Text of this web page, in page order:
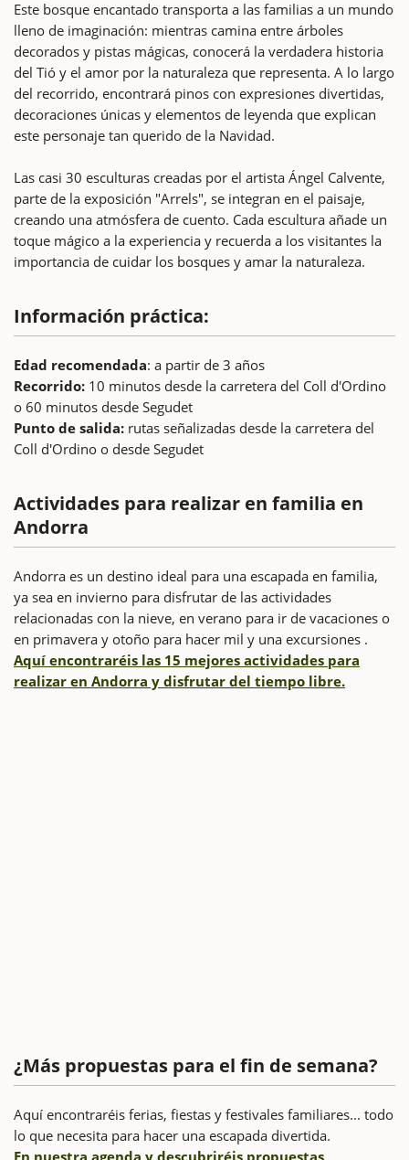
Este bosque encantado transporta a las familias a un mundo
lleno de imaginación: mientras camina entre árboles
decorados y pistas mágicas, conocerá la verdadera historia
del Tió y el amor por la naturaleza que representa. A lo largo
del recorrido, encontrará pinos con expresiones divertidas,
decoraciones únicas y elementos de leyenda que explican
este personaje tan querido de la Navidad.
Las casi 30 esculturas creadas por el artista Ángel Calvente,
parte de la exposición "Arrels", se integran en el paisaje,
creando una atmósfera de cuento. Cada escultura añade un
toque mágico a la experiencia y recuerda a los visitantes la
importancia de cuidar los bosques y amar la naturaleza.
Información práctica:
Edad recomendada: a partir de 3 años
Recorrido: 10 minutos desde la carretera del Coll d'Ordino
o 60 minutos desde Segudet
Punto de salida: rutas señalizadas desde la carretera del
Coll d'Ordino o desde Segudet
Actividades para realizar en familia en
Andorra
Andorra es un destino ideal para una escapada en familia,
ya sea en invierno para disfrutar de las actividades
relacionadas con la nieve, en verano para ir de vacaciones o
en primavera y otoño para hacer mil y una excursiones .
Aquí encontraréis las 15 mejores actividades para
realizar en Andorra y disfrutar del tiempo libre.
¿Más propuestas para el fin de semana?
Aquí encontraréis ferias, fiestas y festivales familiares... todo
lo que necesita para hacer una escapada divertida.
En nuestra agenda y descubriréis propuestas